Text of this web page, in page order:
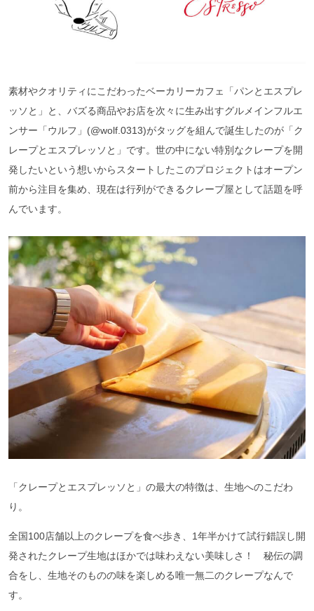
素材やクオリティにこだわったベーカリーカフェ「パンとエスプレ
ッソと」と、バズる商品やお店を次々に生み出すグルメインフルエ
ンサー「ウルフ」(@wolf.0313)がタッグを組んで誕生したのが「ク
レープとエスプレッソと」です。世の中にない特別なクレープを開
発したいという想いからスタートしたこのプロジェクトはオープン
前から注目を集め、現在は行列ができるクレープ屋として話題を呼
んでいます。
「クレープとエスプレッソと」の最大の特徴は、生地へのこだわ
り。
全国100店舗以上のクレープを食べ歩き、1年半かけて試行錯誤し開
発されたクレープ生地はほかでは味わえない美味しさ！ 秘伝の調
合をし、生地そのものの味を楽しめる唯一無二のクレープなんで
す。